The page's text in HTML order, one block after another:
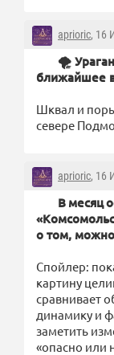
aprioric, 16
🌪
ближайшее
Шквал и
севере
aprioric, 16
В месяц
о том,
Спойлер:
картину
сравнивает
динамику и
заметить
«опасно или